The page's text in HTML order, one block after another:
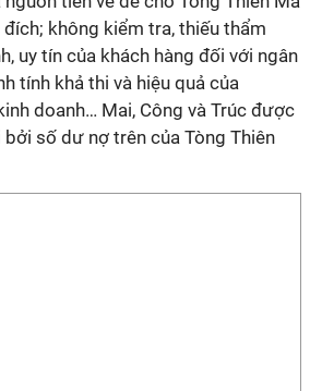
không kiểm tra, thiếu thẩm
uy tín của khách hàng đối với ngân
tính khả thi và hiệu quả của
doanh… Mai, Công và Trúc được
số dư nợ trên của Tòng Thiên